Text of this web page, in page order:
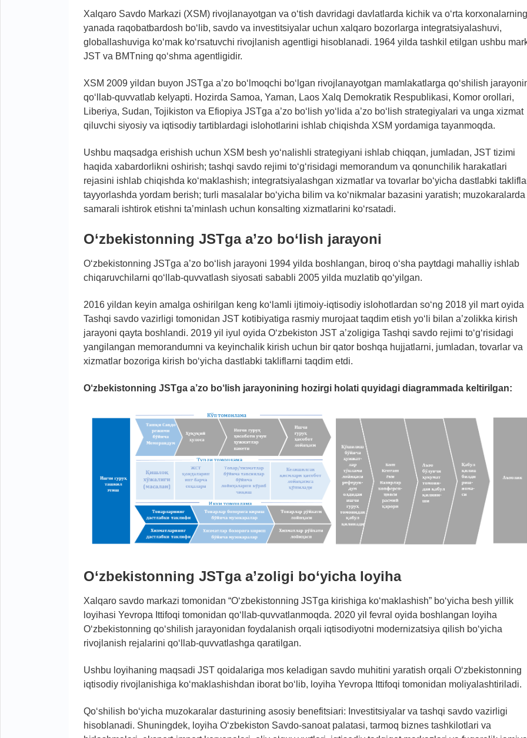
Xalqaro Savdo Markazi (XSM) rivojlanayotgan va o‘tish davridagi davlatlarda kichik va o‘rta korxonalarning
yanada raqobatbardosh bo‘lib, savdo va investitsiyalar uchun xalqaro bozorlarga integratsiyalashuvi,
globallashuviga ko‘mak ko‘rsatuvchi rivojlanish agentligi hisoblanadi. 1964 yilda tashkil etilgan ushbu
JST va BMTning qo‘shma agentligidir.
XSM 2009 yildan buyon JSTga a’zo bo‘lmoqchi bo‘lgan rivojlanayotgan mamlakatlarga qo‘shilish
qo‘llab-quvvatlab kelyapti. Hozirda Samoa, Yaman, Laos Xalq Demokratik Respublikasi, Komor orollari,
Liberiya, Sudan, Tojikiston va Efiopiya JSTga a’zo bo‘lish yo‘lida a’zo bo‘lish strategiyalari va unga xizmat
qiluvchi siyosiy va iqtisodiy tartiblardagi islohotlarini ishlab chiqishda XSM yordamiga tayanmoqda.
Ushbu maqsadga erishish uchun XSM besh yo‘nalishli strategiyani ishlab chiqqan, jumladan, JST tizimi
haqida xabardorlikni oshirish; tashqi savdo rejimi to‘g‘risidagi memorandum va qonunchilik harakatlari
rejasini ishlab chiqishda ko‘maklashish; integratsiyalashgan xizmatlar va tovarlar bo‘yicha dastlabki
tayyorlashda yordam berish; turli masalalar bo‘yicha bilim va ko‘nikmalar bazasini yaratish; muzokaralarda
samarali ishtirok etishni ta’minlash uchun konsalting xizmatlarini ko‘rsatadi.
O‘zbekistonning JSTga a’zo bo‘lish jarayoni
O‘zbekistonning JSTga a’zo bo‘lish jarayoni 1994 yilda boshlangan, biroq o‘sha paytdagi mahalliy ishlab
chiqaruvchilarni qo‘llab-quvvatlash siyosati sababli 2005 yilda muzlatib qo‘yilgan.
2016 yildan keyin amalga oshirilgan keng ko‘lamli ijtimoiy-iqtisodiy islohotlardan so‘ng 2018 yil mart oyida
Tashqi savdo vazirligi tomonidan JST kotibiyatiga rasmiy murojaat taqdim etish yo‘li bilan a’zolikka kirish
jarayoni qayta boshlandi. 2019 yil iyul oyida O‘zbekiston JST a’zoligiga Tashqi savdo rejimi to‘g‘risidagi
yangilangan memorandumni va keyinchalik kirish uchun bir qator boshqa hujjatlarni, jumladan, tovarlar va
xizmatlar bozoriga kirish bo‘yicha dastlabki takliflarni taqdim etdi.
O‘zbekistonning JSTga a’zo bo‘lish jarayonining hozirgi holati quyidagi diagrammada keltirilgan:
O‘zbekistonning JSTga a’zoligi bo‘yicha loyiha
Xalqaro savdo markazi tomonidan “O‘zbekistonning JSTga kirishiga ko‘maklashish” bo‘yicha besh yillik
loyihasi Yevropa Ittifoqi tomonidan qo‘llab-quvvatlanmoqda. 2020 yil fevral oyida boshlangan loyiha
O‘zbekistonning qo‘shilish jarayonidan foydalanish orqali iqtisodiyotni modernizatsiya qilish bo‘yicha
rivojlanish rejalarini qo‘llab-quvvatlashga qaratilgan.
Ushbu loyihaning maqsadi JST qoidalariga mos keladigan savdo muhitini yaratish orqali O‘zbekistonning
iqtisodiy rivojlanishiga ko‘maklashishdan iborat bo‘lib, loyiha Yevropa Ittifoqi tomonidan moliyalashtiriladi.
Qo‘shilish bo‘yicha muzokaralar dasturining asosiy benefitsiari: Investitsiyalar va tashqi savdo vazirligi
hisoblanadi. Shuningdek, loyiha O‘zbekiston Savdo-sanoat palatasi, tarmoq biznes tashkilotlari va